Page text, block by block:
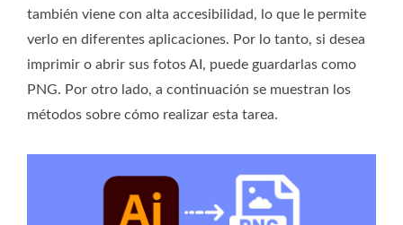
también viene con alta accesibilidad, lo que le permite
verlo en diferentes aplicaciones. Por lo tanto, si desea
imprimir o abrir sus fotos AI, puede guardarlas como
PNG. Por otro lado, a continuación se muestran los
métodos sobre cómo realizar esta tarea.